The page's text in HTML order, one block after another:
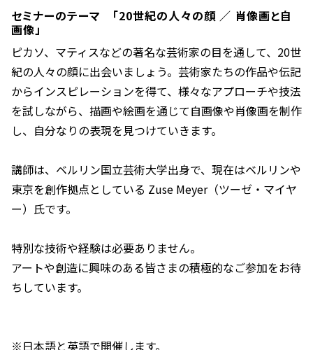
セミナーのテーマ 「20世紀の人々の顔 ／ 肖像画と自
画像」
ピカソ、マティスなどの著名な芸術家の目を通して、20世
紀の人々の顔に出会いましょう。芸術家たちの作品や伝記
からインスピレーションを得て、様々なアプローチや技法
を試しながら、描画や絵画を通じて自画像や肖像画を制作
し、自分なりの表現を見つけていきます。
講師は、ベルリン国立芸術大学出身で、現在はベルリンや
東京を創作拠点としている Zuse Meyer（ツーゼ・マイヤ
ー）氏です。
特別な技術や経験は必要ありません。
アートや創造に興味のある皆さまの積極的なご参加をお待
ちしています。
※日本語と英語で開催します。